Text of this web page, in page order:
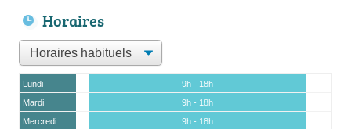
Horaires
Lundi
9h - 18h
Mardi
9h - 18h
Mercredi
9h - 18h